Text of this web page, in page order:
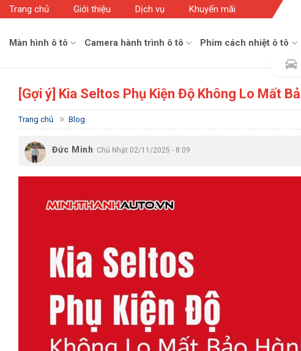
Skip
to
content
Trang chủ Giới thiệu Dịch vụ Khuyến mãi
Màn hình ô tô Camera hành trình ô tô Phim cách nhiệt ô tô
[Gợi ý] Kia Seltos Phụ Kiện Độ Không Lo Mất
Trang chủ » Blog
Đức Minh Chủ Nhật 02/11/2025 - 8:09